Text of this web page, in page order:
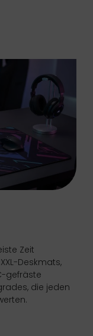
Zeit
Deskmats,
gefräste
die jeden